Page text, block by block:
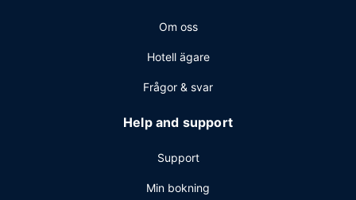
Om oss
Hotell ägare
Frågor & svar
Help and support
Support
Min bokning